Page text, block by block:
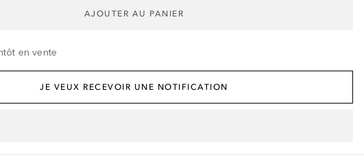
AJOUTER AU PANIER
en vente
JE VEUX RECEVOIR UNE NOTIFICATION